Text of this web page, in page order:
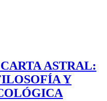
ASTRAL:
Y